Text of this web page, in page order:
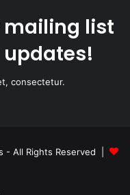
mailing list
consectetur.
- All Rights Reserved |